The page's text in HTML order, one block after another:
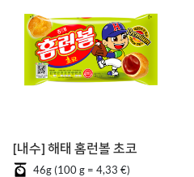
[내수] 해태 홈런볼 초코
46g (100 g = 4,33 €)